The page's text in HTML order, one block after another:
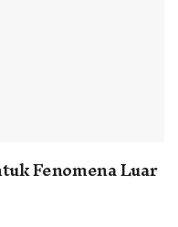
Fenomena Luar